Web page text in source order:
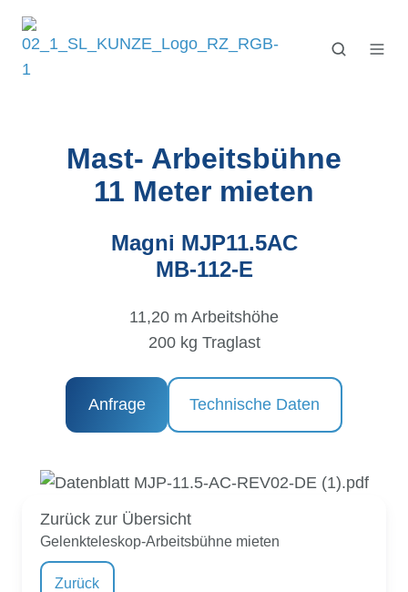
Mast- Arbeitsbühne
11 Meter mieten
Magni MJP11.5AC
MB-112-E
11,20 m Arbeitshöhe
200 kg Traglast
Anfrage Technische Daten
Zurück zur Übersicht
Gelenkteleskop-Arbeitsbühne mieten
Zurück